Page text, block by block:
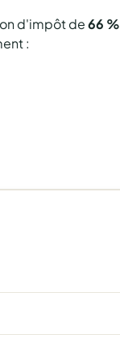
d'impôt de66 %
: